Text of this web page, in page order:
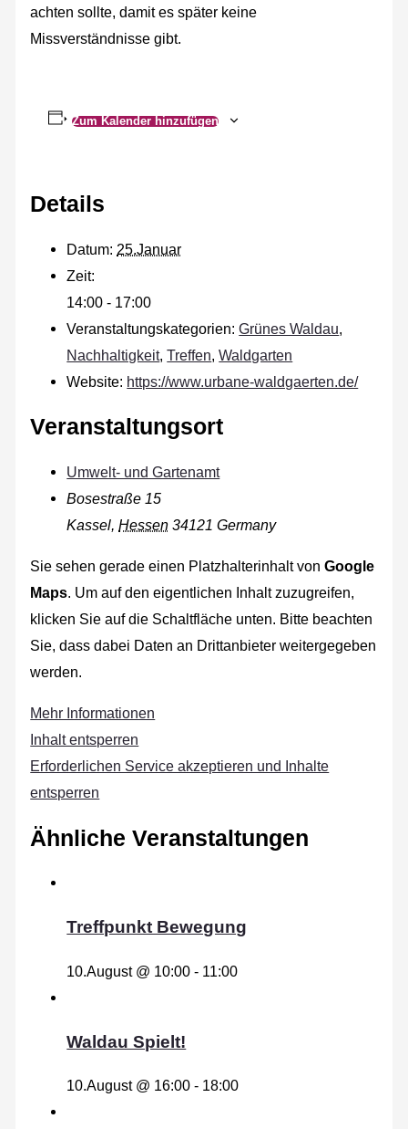
achten sollte, damit es später keine
Missverständnisse gibt.
Zum Kalender hinzufügen
Details
Datum: 25.Januar
Zeit:
14:00 - 17:00
Veranstaltungskategorien: Grünes Waldau,
Nachhaltigkeit,Treffen,Waldgarten
Website: https://www.urbane-waldgaerten.de/
Veranstaltungsort
Umwelt- und Gartenamt
Bosestraße 15
Kassel Hessen 34121 Germany
Sie sehen gerade einen Platzhalterinhalt vonGoogle
Maps. Um auf den eigentlichen Inhalt zuzugreifen,
klicken Sie auf die Schaltfläche unten. Bitte beachten
Sie, dass dabei Daten an Drittanbieter weitergegeben
werden.
Mehr Informationen
Inhalt entsperren
Erforderlichen Service akzeptieren und Inhalte
entsperren
Ähnliche Veranstaltungen
Treffpunkt Bewegung
10.August @ 10:00 - 11:00
Waldau Spielt!
10.August @ 16:00 - 18:00